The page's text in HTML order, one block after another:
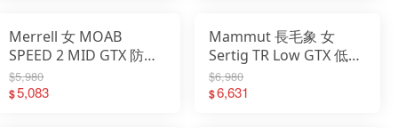
Merrell 女 MOAB
SPEED 2 MID GTX 防水
登山健行鞋
ML00003463
$5,980
$5,083
Mammut 長毛象 女
Sertig TR Low GTX 低筒
防水登山鞋 3030-05010
$6,980
$6,631